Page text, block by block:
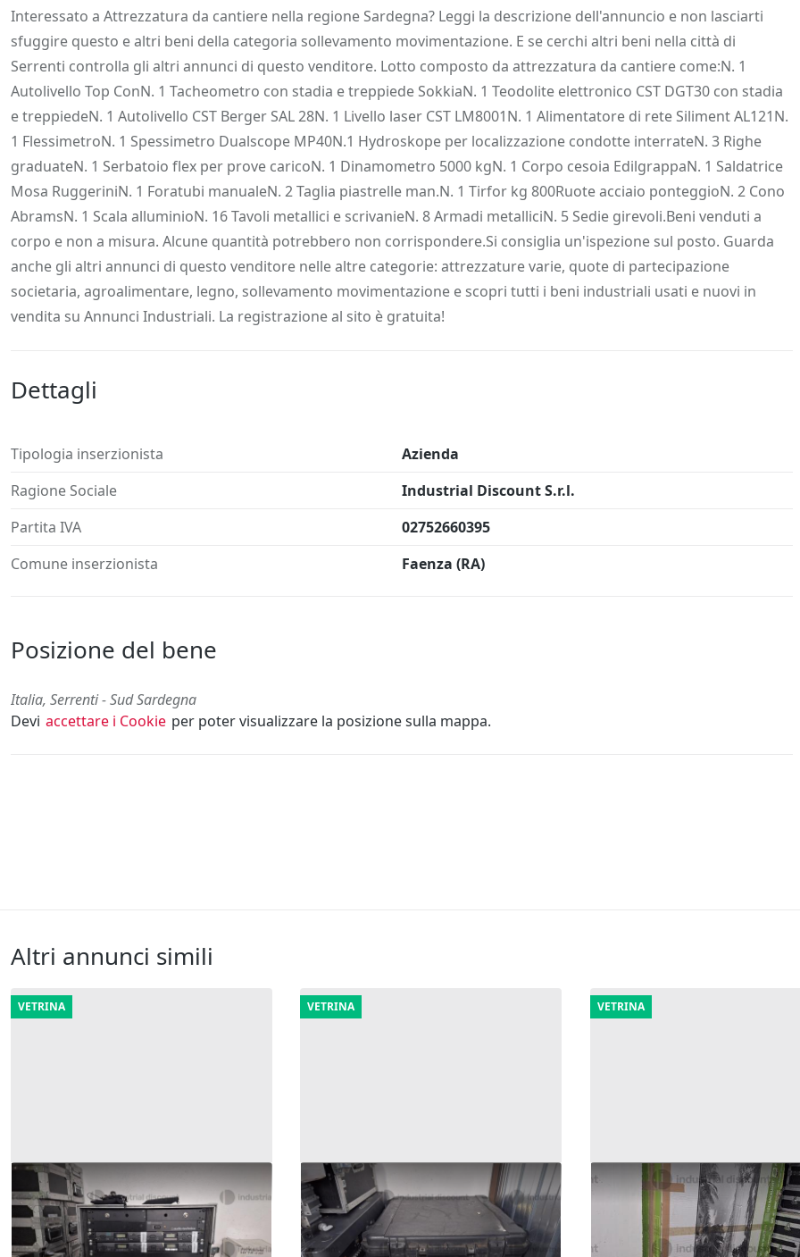
Interessato a Attrezzatura da cantiere nella regione Sardegna? Leggi la descrizione dell'annuncio e non lasciarti
sfuggire questo e altri beni della categoria sollevamento movimentazione. E se cerchi altri beni nella città di
Serrenti controlla gli altri annunci di questo venditore. Lotto composto da attrezzatura da cantiere come:N. 1
Autolivello Top ConN. 1 Tacheometro con stadia e treppiede SokkiaN. 1 Teodolite elettronico CST DGT30 con stadia
e treppiedeN. 1 Autolivello CST Berger SAL 28N. 1 Livello laser CST LM8001N. 1 Alimentatore di rete Siliment AL121N.
1 FlessimetroN. 1 Spessimetro Dualscope MP40N.1 Hydroskope per localizzazione condotte interrateN. 3 Righe
graduateN. 1 Serbatoio flex per prove caricoN. 1 Dinamometro 5000 kgN. 1 Corpo cesoia EdilgrappaN. 1 Saldatrice
Mosa RuggeriniN. 1 Foratubi manualeN. 2 Taglia piastrelle man.N. 1 Tirfor kg 800Ruote acciaio ponteggioN. 2 Cono
AbramsN. 1 Scala alluminioN. 16 Tavoli metallici e scrivanieN. 8 Armadi metalliciN. 5 Sedie girevoli.Beni venduti a
corpo e non a misura. Alcune quantità potrebbero non corrispondere.Si consiglia un'ispezione sul posto. Guarda
anche gli altri annunci di questo venditore nelle altre categorie: attrezzature varie, quote di partecipazione
societaria, agroalimentare, legno, sollevamento movimentazione e scopri tutti i beni industriali usati e nuovi in
vendita su Annunci Industriali. La registrazione al sito è gratuita!
Dettagli
Tipologia inserzionista
Azienda
Ragione Sociale
Industrial Discount S.r.l.
Partita IVA
02752660395
Comune inserzionista
Faenza (RA)
Posizione del bene
Italia, Serrenti - Sud Sardegna
Devi accettare i Cookie per poter visualizzare la posizione sulla mappa.
Altri annunci simili
VETRINA
9#9947 Microfoni cassa e fari
Maracalagonis (Cagliari)
100 €
VETRINA
3#9947 Centralina video e fari
motorizzati
Maracalagonis (Cagliari)
50 €
VETRINA
8#9947 TV monitor
Maracalagonis (Cagliari)